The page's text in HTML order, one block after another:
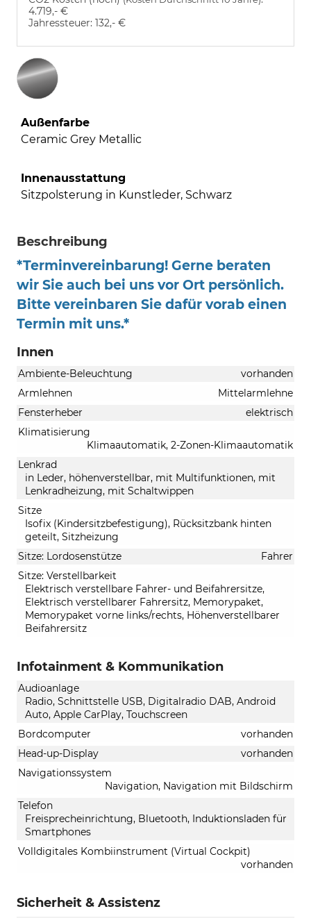
4.719,- €
Jahressteuer: 132,- €
Außenfarbe
Ceramic Grey Metallic
Innenausstattung
Sitzpolsterung in Kunstleder, Schwarz
Beschreibung
*Terminvereinbarung! Gerne beraten
wir Sie auch bei uns vor Ort persönlich.
Bitte vereinbaren Sie dafür vorab einen
Termin mit uns.*
Innen
Ambiente-Beleuchtung
vorhanden
Armlehnen
Mittelarmlehne
Fensterheber
elektrisch
Klimatisierung
Klimaautomatik, 2-Zonen-Klimaautomatik
Lenkrad
in Leder, höhenverstellbar, mit Multifunktionen, mit
Lenkradheizung, mit Schaltwippen
Sitze
Isofix (Kindersitzbefestigung), Rücksitzbank hinten
geteilt, Sitzheizung
Sitze: Lordosenstütze
Fahrer
Sitze: Verstellbarkeit
Elektrisch verstellbare Fahrer- und Beifahrersitze,
Elektrisch verstellbarer Fahrersitz, Memorypaket,
Memorypaket vorne links/rechts, Höhenverstellbarer
Beifahrersitz
Infotainment & Kommunikation
Audioanlage
Radio, Schnittstelle USB, Digitalradio DAB, Android
Auto, Apple CarPlay, Touchscreen
Bordcomputer
vorhanden
Head-up-Display
vorhanden
Navigationssystem
Navigation, Navigation mit Bildschirm
Telefon
Freisprecheinrichtung, Bluetooth, Induktionsladen für
Smartphones
Volldigitales Kombiinstrument (Virtual Cockpit)
vorhanden
Sicherheit & Assistenz